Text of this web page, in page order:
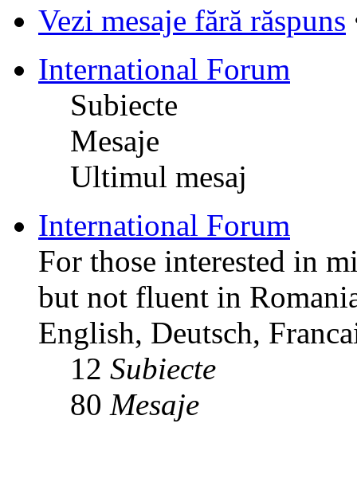
Vezi mesaje fără răspuns
International Forum
Subiecte
Mesaje
Ultimul mesaj
International Forum
For those interested in
but not fluent in
English, Deutsch,
12 Subiecte
80 Mesaje